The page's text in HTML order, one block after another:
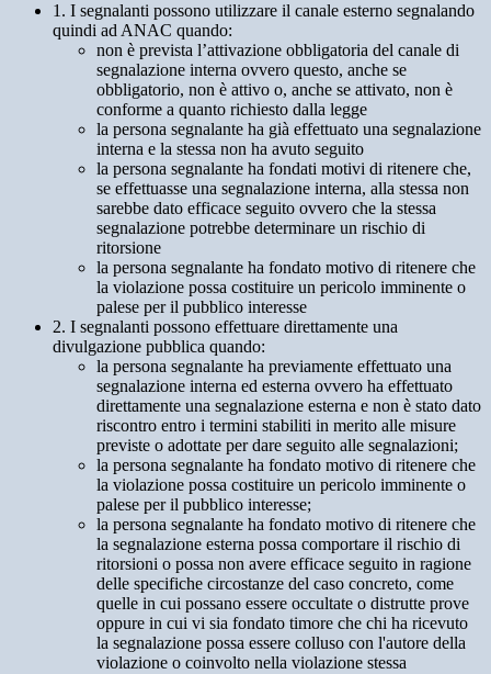
1. I segnalanti possono utilizzare il canale esterno segnalando
quindi ad ANAC quando:
non è prevista l’attivazione obbligatoria del canale di
segnalazione interna ovvero questo, anche se
obbligatorio, non è attivo o, anche se attivato, non è
conforme a quanto richiesto dalla legge
la persona segnalante ha già effettuato una segnalazione
interna e la stessa non ha avuto seguito
la persona segnalante ha fondati motivi di ritenere che,
se effettuasse una segnalazione interna, alla stessa non
sarebbe dato efficace seguito ovvero che la stessa
segnalazione potrebbe determinare un rischio di
ritorsione
la persona segnalante ha fondato motivo di ritenere che
la violazione possa costituire un pericolo imminente o
palese per il pubblico interesse
2. I segnalanti possono effettuare direttamente una
divulgazione pubblica quando:
la persona segnalante ha previamente effettuato una
segnalazione interna ed esterna ovvero ha effettuato
direttamente una segnalazione esterna e non è stato dato
riscontro entro i termini stabiliti in merito alle misure
previste o adottate per dare seguito alle segnalazioni;
la persona segnalante ha fondato motivo di ritenere che
la violazione possa costituire un pericolo imminente o
palese per il pubblico interesse;
la persona segnalante ha fondato motivo di ritenere che
la segnalazione esterna possa comportare il rischio di
ritorsioni o possa non avere efficace seguito in ragione
delle specifiche circostanze del caso concreto, come
quelle in cui possano essere occultate o distrutte prove
oppure in cui vi sia fondato timore che chi ha ricevuto
la segnalazione possa essere colluso con l'autore della
violazione o coinvolto nella violazione stessa